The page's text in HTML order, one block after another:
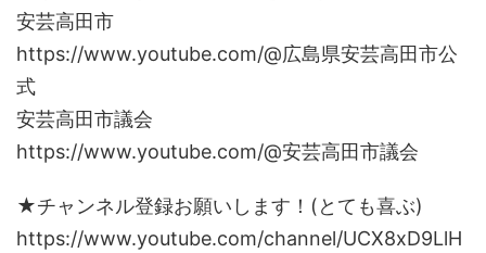
安芸高田市
https://www.youtube.com/@広島県安芸高田市公
式
安芸高田市議会
https://www.youtube.com/@安芸高田市議会
★チャンネル登録お願いします！(とても喜ぶ)
https://www.youtube.com/channel/UCX8xD9LlH